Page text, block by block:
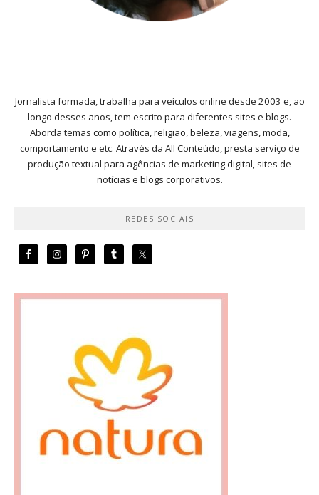
Jornalista formada, trabalha para veículos online desde 2003 e, ao
longo desses anos, tem escrito para diferentes sites e blogs.
Aborda temas como política, religião, beleza, viagens, moda,
comportamento e etc. Através da All Conteúdo, presta serviço de
produção textual para agências de marketing digital, sites de
notícias e blogs corporativos.
REDES SOCIAIS